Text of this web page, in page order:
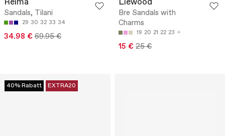
Sandals, Tilani
29 30 32 33 34
34.98 € 69.95 €
Bre Sandals with
Charms
19 20 21 22 23
15 € 25 €
40% Rabatt EXTRA20